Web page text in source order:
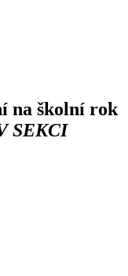
na školní rok
SEKCI